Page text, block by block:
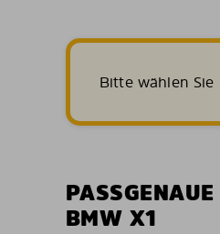
Bitte wählen Sie
BMW X1